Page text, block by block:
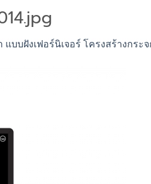
แบบฝังเฟอร์นิเจอร์ โครงสร้างกร